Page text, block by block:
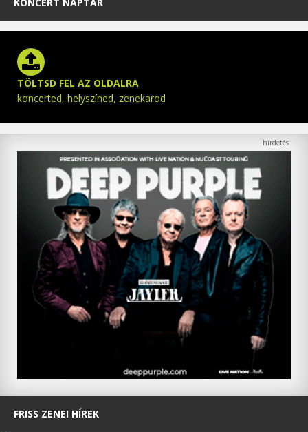
TÖLTSD FEL AZ OLDALRA
koncerted, helyszíned, zenekarod
FRISS ZENEI HÍREK